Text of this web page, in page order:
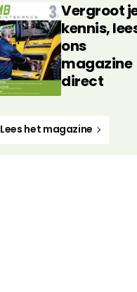
Vergroot
kennis,
ons
magazine
direct
Lees het magazine